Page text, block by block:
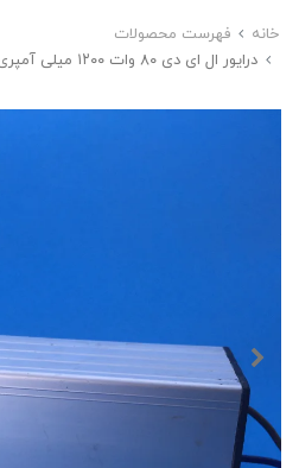
خانه
فهرست محصولات
درایور ال ای دی ۸۰ وات ۱۲۰۰ میلی آمپری فلزی ضد آب